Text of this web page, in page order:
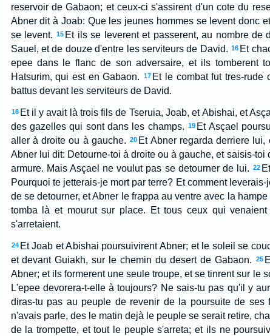
reservoir de Gabaon; et ceux-ci s'assirent d'un cote du
Abner dit à Joab: Que les jeunes hommes se levent donc
se levent.
15 Et ils se leverent et passerent, au nombre de
Sauel, et de douze d'entre les serviteurs de David. 16 Et
epee dans le flanc de son adversaire, et ils tomberent
Hatsurim, qui est en Gabaon.
17 Et le combat fut tres-rude
battus devant les serviteurs de David.
18 Et il y avait là trois fils de Tseruia, Joab, et Abishai, et
des gazelles qui sont dans les champs.
19 Et Asçael
aller à droite ou à gauche.
20 Et Abner regarda derriere
Abner lui dit: Detourne-toi à droite ou à gauche, et saisis-
armure. Mais Asçael ne voulut pas se detourner de lui. 22
Pourquoi te jetterais-je mort par terre? Et comment
de se detourner, et Abner le frappa au ventre avec la
tomba là et mourut sur place. Et tous ceux qui
s'arretaient.
24 Et Joab et Abishai poursuivirent Abner; et le soleil se
et devant Guiakh, sur le chemin du desert de Gabaon.
25
Abner; et ils formerent une seule troupe, et se tinrent sur le
L'epee devorera-t-elle à toujours? Ne sais-tu pas qu'il y
diras-tu pas au peuple de revenir de la poursuite de ses
n'avais parle, des le matin dejà le peuple se serait retire,
de la trompette, et tout le peuple s'arreta; et ils ne